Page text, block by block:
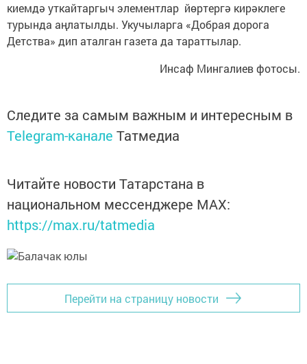
киемдә уткайтаргыч элементлар йөртергә кирәклеге
турында аңлатылды. Укучыларга «Добрая дорога
Детства» дип аталган газета да тараттылар.
Инсаф Мингалиев фотосы.
Следите за самым важным и интересным в
Telegram-канале Татмедиа
Читайте новости Татарстана в
национальном мессенджере MАХ:
https://max.ru/tatmedia
Перейти на страницу новости